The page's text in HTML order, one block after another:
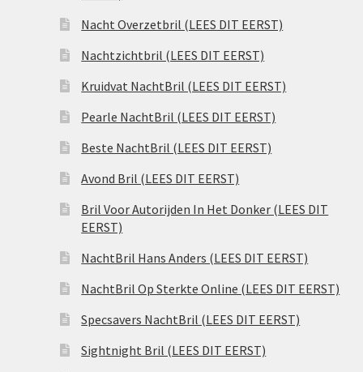
Nacht Overzetbril (LEES DIT EERST)
Nachtzichtbril (LEES DIT EERST)
Kruidvat NachtBril (LEES DIT EERST)
Pearle NachtBril (LEES DIT EERST)
Beste NachtBril (LEES DIT EERST)
Avond Bril (LEES DIT EERST)
Bril Voor Autorijden In Het Donker (LEES DIT
EERST)
NachtBril Hans Anders (LEES DIT EERST)
NachtBril Op Sterkte Online (LEES DIT EERST)
Specsavers NachtBril (LEES DIT EERST)
Sightnight Bril (LEES DIT EERST)